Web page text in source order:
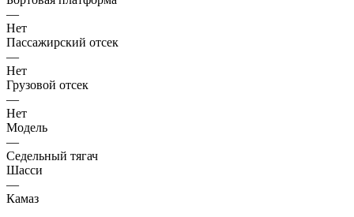
—
Нет
Пассажирский отсек
—
Нет
Грузовой отсек
—
Нет
Модель
—
Седельный тягач
Шасси
—
Камаз